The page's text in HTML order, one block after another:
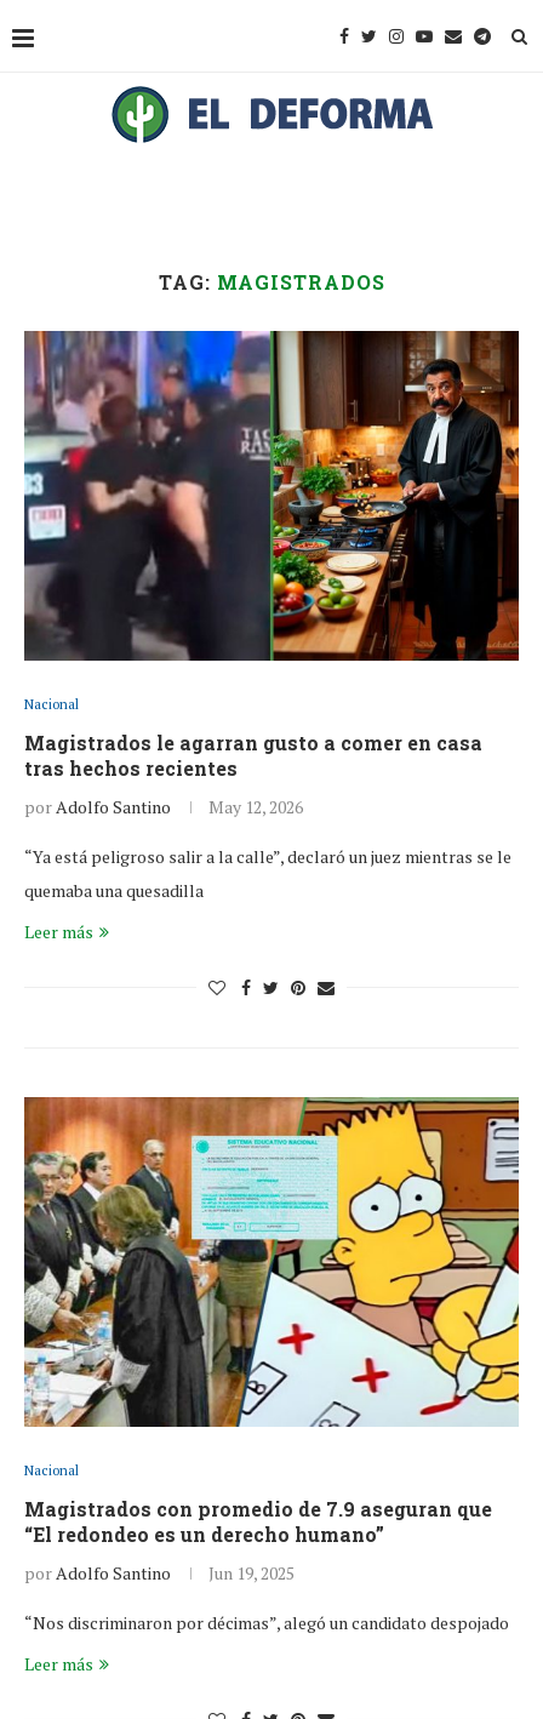
TAG: MAGISTRADOS
Nacional
Magistrados le agarran gusto a comer en casa
tras hechos recientes
porAdolfo Santino May 12, 2026
“Ya está peligroso salir a la calle”, declaró un juez mientras se le
quemaba una quesadilla
Leer más
Nacional
Magistrados con promedio de 7.9 aseguran que
“El redondeo es un derecho humano”
porAdolfo Santino Jun 19, 2025
“Nos discriminaron por décimas”, alegó un candidato despojado
Leer más